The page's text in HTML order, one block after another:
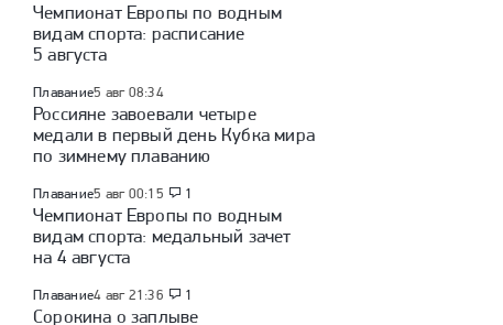
Чемпионат Европы по водным
видам спорта: расписание
5 августа
Плавание5 авг 08:34
Россияне завоевали четыре
медали в первый день Кубка мира
по зимнему плаванию
Плавание5 авг 00:15 1
Чемпионат Европы по водным
видам спорта: медальный зачет
на 4 августа
Плавание4 авг 21:36 1
Сорокина о заплыве